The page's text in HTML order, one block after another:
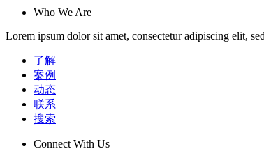
Who We Are
Lorem ipsum dolor sit amet, consectetur adipiscing elit,
了解
案例
动态
联系
搜索
Connect With Us